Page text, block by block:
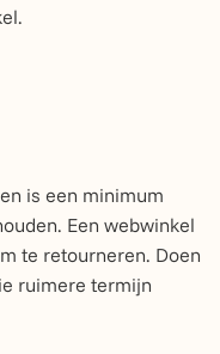
is een minimum
Een webwinkel
te retourneren. Doen
ruimere termijn